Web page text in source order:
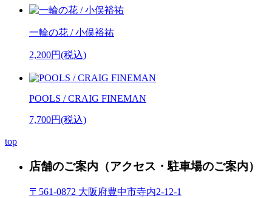
一輪の花 / 小俣裕祐
2,200円(税込)
POOLS / CRAIG FINEMAN
7,700円(税込)
top
店舗のご案内 （アクセス・駐車場のご案内）
〒561-0872 大阪府豊中市寺内2-12-1